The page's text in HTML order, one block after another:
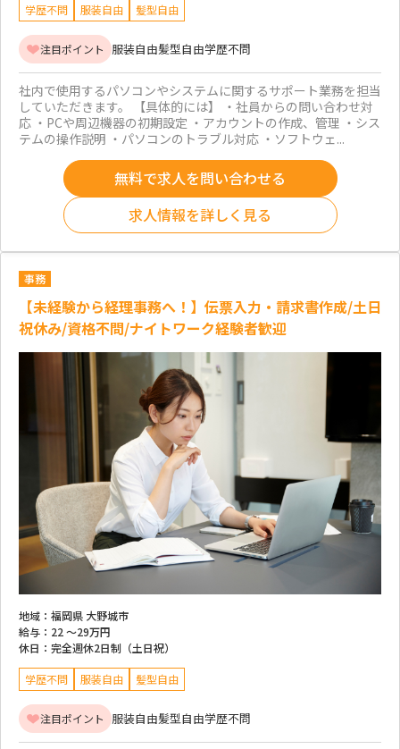
学歴不問 服装自由 髪型自由
注目ポイント 服装自由髪型自由学歴不問
社内で使用するパソコンやシステムに関するサポート業務を担当
していただきます。 【具体的には】 ・社員からの問い合わせ対
応 ・PCや周辺機器の初期設定 ・アカウントの作成、管理 ・シス
テムの操作説明 ・パソコンのトラブル対応 ・ソフトウェ...
無料で求人を問い合わせる
求人情報を詳しく見る
事務
【未経験から経理事務へ！】伝票入力・請求書作成/土日
祝休み/資格不問/ナイトワーク経験者歓迎
地域： 福岡県 大野城市
給与： 22 ～29万円
休日： 完全週休2日制（土日祝）
学歴不問 服装自由 髪型自由
注目ポイント 服装自由髪型自由学歴不問